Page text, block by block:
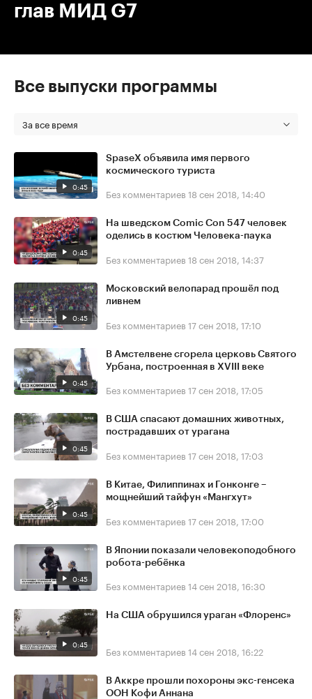
глав МИД G7
Все выпуски программы
За все время
0:45
SpaseX объявила имя первого
космического туриста
Без комментариев 18 сен 2018, 14:40
0:45
На шведском Comic Con 547 человек
оделись в костюм Человека-паука
Без комментариев 18 сен 2018, 14:37
0:45
Московский велопарад прошёл под
ливнем
Без комментариев 17 сен 2018, 17:10
0:45
В Амстелвене сгорела церковь Святого
Урбана, построенная в XVIII веке
Без комментариев 17 сен 2018, 17:05
0:45
В США спасают домашних животных,
пострадавших от урагана
Без комментариев 17 сен 2018, 17:03
0:45
В Китае, Филиппинах и Гонконге –
мощнейший тайфун «Мангхут»
Без комментариев 17 сен 2018, 17:00
0:45
В Японии показали человекоподобного
робота-ребёнка
Без комментариев 14 сен 2018, 16:30
0:45
На США обрушился ураган «Флоренс»
Без комментариев 14 сен 2018, 16:22
В Аккре прошли похороны экс-генсека
ООН Кофи Аннана